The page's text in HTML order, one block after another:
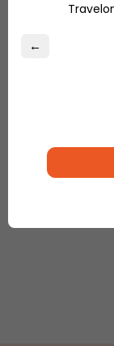
Frye
←
$34.14* |